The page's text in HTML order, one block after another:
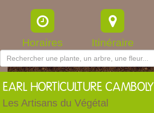
Horaires Itinéraire
EARL HORTICULTURE CAMBOLY
Les Artisans du Végétal